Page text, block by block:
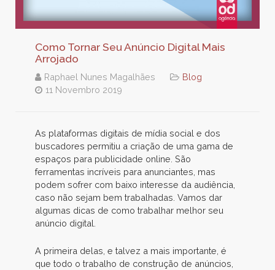
Como Tornar Seu Anúncio Digital Mais
Arrojado
Raphael Nunes Magalhães
Blog
11 Novembro 2019
As plataformas digitais de mídia social e dos
buscadores permitiu a criação de uma gama de
espaços para publicidade online. São
ferramentas incríveis para anunciantes, mas
podem sofrer com baixo interesse da audiência,
caso não sejam bem trabalhadas. Vamos dar
algumas dicas de como trabalhar melhor seu
anúncio digital.
A primeira delas, e talvez a mais importante, é
que todo o trabalho de construção de anúncios,